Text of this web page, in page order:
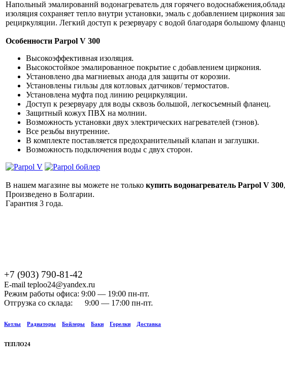
Напольный эмалированнй водонагреватель для горячего
изоляция сохраняет тепло внутри установки, эмаль с добавлением циркония
рециркуляции. Легкий доступ к резервуару с водой благодаря большому
Особенности Parpol V 300
Высокоэффективная изоляция.
Высокостойкое эмалированное покрытие с добавлением циркония.
Установлено два магниевых анода для защиты от корозии.
Установлены гильзы для котловых датчиков/ термостатов.
Установлена муфта под линию рециркуляции.
Доступ к резервуару для воды сквозь большой, легкосъемный фланец.
Защитный кожух ПВХ на молнии.
Возможность установки двух электрических нагревателей (тэнов).
Все резьбы внутренние.
В комплекте поставляется предохранительный клапан и заглушки.
Возможность подключения воды с двух сторон.
В нашем магазине вы можете не только купить водонагреватель Parpol V 300
Произведено в Болгарии.
Гарантия 3 года.
+7 (903) 790-81-42
E-mail teploo24@yandex.ru
Режим работы офиса: 9:00 — 19:00 пн-пт.
Отгрузка со склада: 9:00 — 17:00 пн-пт.
Котлы Радиаторы Бойлеры Баки Горелки Доставка
ТЕПЛО24